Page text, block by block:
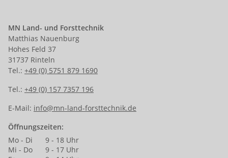
MN Land- und Forsttechnik
Matthias Nauenburg
Hohes Feld 37
31737 Rinteln
Tel.: +49 (0) 5751 879 1690
Tel.: +49 (0) 157 7357 196
E-Mail: info@mn-land-forsttechnik.de
Öffnungszeiten:
Mo - Di
9 - 18 Uhr
Mi - Do
9 - 17 Uhr